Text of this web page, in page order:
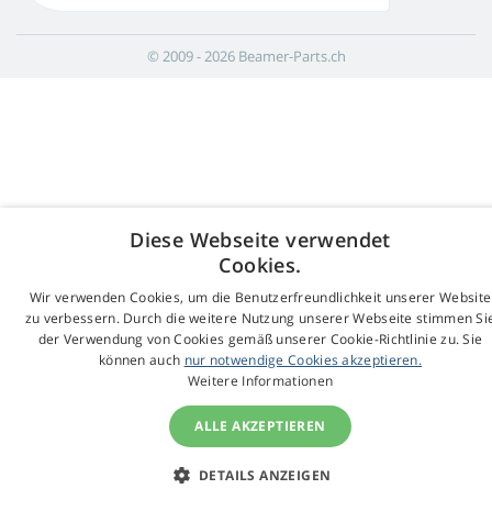
© 2009 - 2026 Beamer-Parts.ch
Diese Webseite verwendet
Cookies.
Wir verwenden Cookies, um die Benutzerfreundlichkeit unserer Website
zu verbessern. Durch die weitere Nutzung unserer Webseite stimmen
der Verwendung von Cookies gemäß unserer Cookie-Richtlinie zu. Sie
können auch nur notwendige Cookies akzeptieren.
Weitere Informationen
ALLE AKZEPTIEREN
DETAILS ANZEIGEN